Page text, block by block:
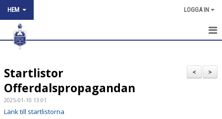
HEM LOGGA IN
HEM
NYHETER
OM KLUBBEN
KONTAKT
>
<
Startlistor
Offerdalspropagandan
2025-01-10 13:01
Länk till startlistorna